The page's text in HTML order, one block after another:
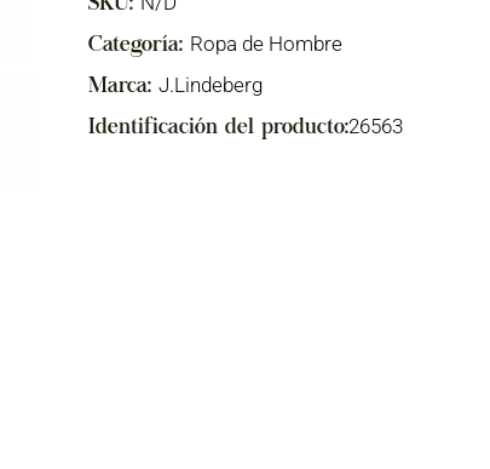
Categoría: Ropa de Hombre
Marca: J.Lindeberg
Identificación del producto:26563